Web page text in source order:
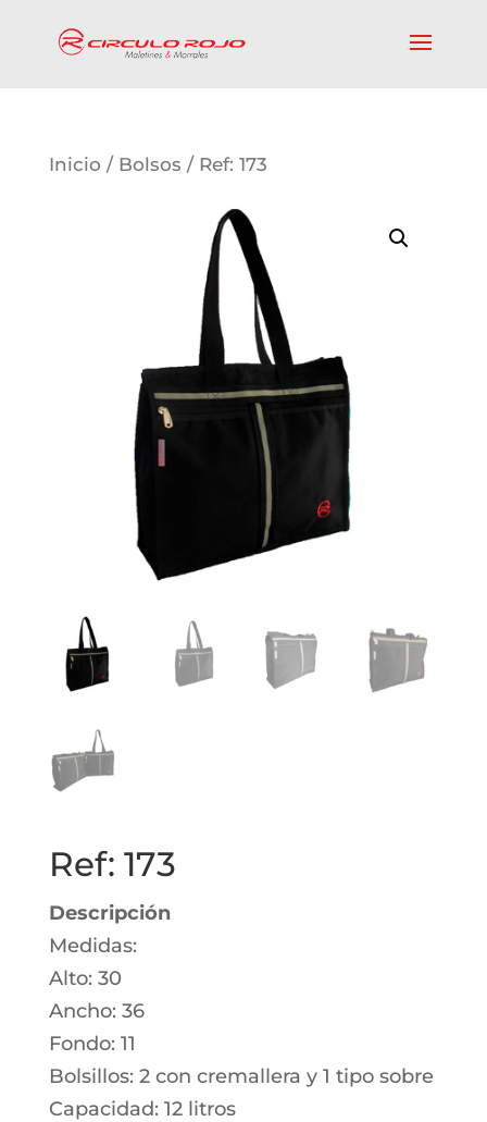
Inicio / Bolsos / Ref: 173
Ref: 173
Descripción
Medidas:
Alto: 30
Ancho: 36
Fondo: 11
Bolsillos: 2 con cremallera y 1 tipo sobre
Capacidad: 12 litros